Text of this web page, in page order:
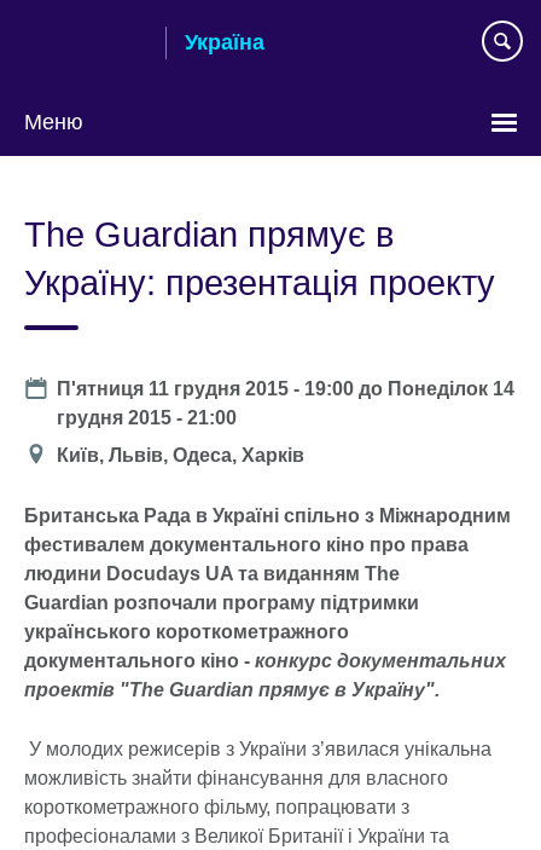
Україна
Меню
language
The Guardian прямує в
Україну: презентація проекту
Date
П'ятниця 11 грудня 2015 - 19:00 до Понеділок 14
грудня 2015 - 21:00
Місце
Київ, Львів, Одеса, Харків
Британська Рада в Україні спільно з Міжнародним
фестивалем документального кіно про права
людини Docudays UA та виданням The
Guardian розпочали програму підтримки
українського короткометражного
документального кіно - конкурс документальних
проектів "The Guardian прямує в Україну".
У молодих режисерів з України з’явилася унікальна
можливість знайти фінансування для власного
короткометражного фільму, попрацювати з
професіоналами з Великої Британії і України та